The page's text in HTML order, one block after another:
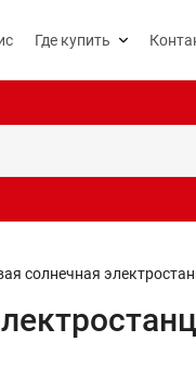
Где купить
солнечная